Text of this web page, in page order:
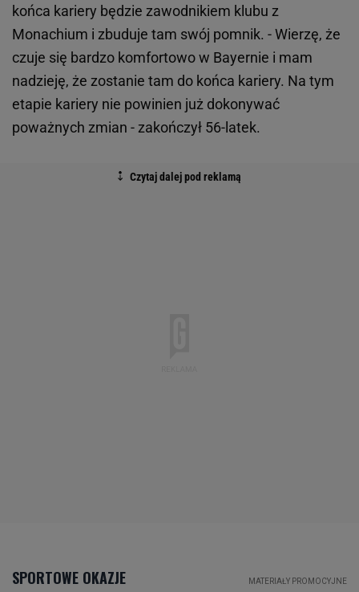
końca kariery będzie zawodnikiem klubu z
Monachium i zbuduje tam swój pomnik. - Wierzę, że
czuje się bardzo komfortowo w Bayernie i mam
nadzieję, że zostanie tam do końca kariery. Na tym
etapie kariery nie powinien już dokonywać
poważnych zmian - zakończył 56-latek.